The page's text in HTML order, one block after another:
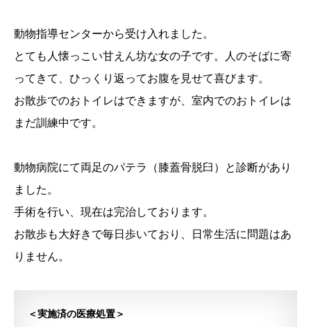
動物指導センターから受け入れました。
とても人懐っこい甘えん坊な女の子です。人のそばに寄
ってきて、ひっくり返ってお腹を見せて喜びます。
お散歩でのおトイレはできますが、室内でのおトイレは
まだ訓練中です。
動物病院にて両足のパテラ（膝蓋骨脱臼）と診断があり
ました。
手術を行い、現在は完治しております。
お散歩も大好きで毎日歩いており、日常生活に問題はあ
りません。
＜実施済の医療処置＞